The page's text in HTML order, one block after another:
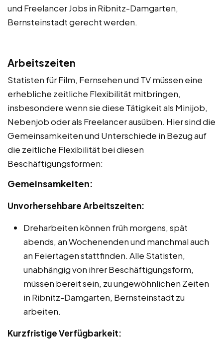
und Freelancer Jobs in Ribnitz-Damgarten,
Bernsteinstadt gerecht werden.
Arbeitszeiten
Statisten für Film, Fernsehen und TV müssen eine
erhebliche zeitliche Flexibilität mitbringen,
insbesondere wenn sie diese Tätigkeit als Minijob,
Nebenjob oder als Freelancer ausüben. Hier sind die
Gemeinsamkeiten und Unterschiede in Bezug auf
die zeitliche Flexibilität bei diesen
Beschäftigungsformen:
Gemeinsamkeiten:
Unvorhersehbare Arbeitszeiten:
Dreharbeiten können früh morgens, spät
abends, an Wochenenden und manchmal auch
an Feiertagen stattfinden. Alle Statisten,
unabhängig von ihrer Beschäftigungsform,
müssen bereit sein, zu ungewöhnlichen Zeiten
in Ribnitz-Damgarten, Bernsteinstadt zu
arbeiten.
Kurzfristige Verfügbarkeit: